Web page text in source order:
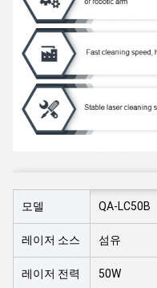
모델 QA-LC50B
레이저 소스 섬유
레이저 전력 50W